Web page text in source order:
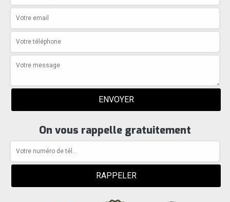
On vous rappelle gratuitement